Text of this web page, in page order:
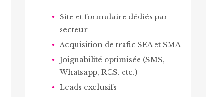
Site et formulaire dédiés par
secteur
Acquisition de trafic SEA et SMA
Joignabilité optimisée (SMS,
Whatsapp, RCS. etc.)
Leads exclusifs